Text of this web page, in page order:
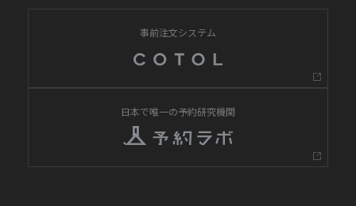
事前注文システム
日本で唯一の予約研究機関